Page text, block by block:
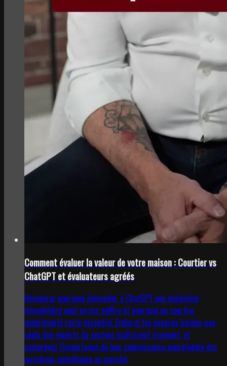
Comment évaluer la valeur de votre maison : Courtier vs
ChatGPT et évaluateurs agréés
Découvrez pourquoi demander à ChatGPT une évaluation
immobilière peut ne pas suffire et pourquoi un courtier
expérimenté reste essentiel. Explorez les nuances locales que
seuls des experts du secteur maîtrisent vraiment, et
comprenez l'importance de leur connaissance approfondie des
variations spécifiques au marché.